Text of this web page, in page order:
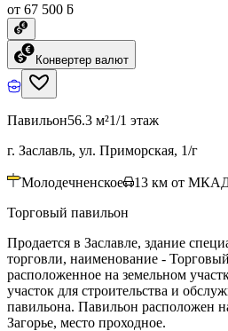
от 67 500 ƃ
Конвертер валют
Павильон56.3 м²1/1 этаж
г. Заславль, ул. Приморская, 1/г
Молодечненское 13 км от
Торговый павильон
Продается в Заславле, здание
торговли, наименование -
расположенное на земельном
участок для строительства и
павильона. Павильон расположен
Загорье, место проходное.